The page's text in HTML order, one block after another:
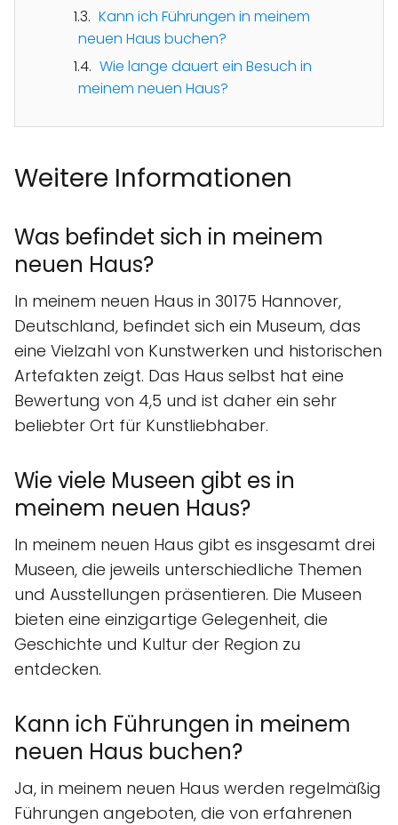
Kann ich Führungen in meinem
neuen Haus buchen?
Wie lange dauert ein Besuch in
meinem neuen Haus?
Weitere Informationen
Was befindet sich in meinem
neuen Haus?
In meinem neuen Haus in 30175 Hannover,
Deutschland, befindet sich ein Museum, das
eine Vielzahl von Kunstwerken und historischen
Artefakten zeigt. Das Haus selbst hat eine
Bewertung von 4,5 und ist daher ein sehr
beliebter Ort für Kunstliebhaber.
Wie viele Museen gibt es in
meinem neuen Haus?
In meinem neuen Haus gibt es insgesamt drei
Museen, die jeweils unterschiedliche Themen
und Ausstellungen präsentieren. Die Museen
bieten eine einzigartige Gelegenheit, die
Geschichte und Kultur der Region zu
entdecken.
Kann ich Führungen in meinem
neuen Haus buchen?
Ja, in meinem neuen Haus werden regelmäßig
Führungen angeboten, die von erfahrenen